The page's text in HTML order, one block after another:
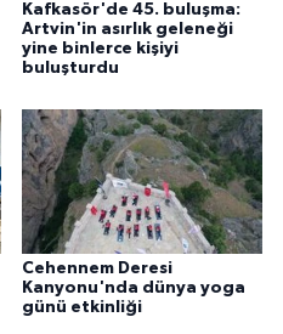
Kafkasör'de 45. buluşma:
Artvin'in asırlık geleneği
yine binlerce kişiyi
buluşturdu
Cehennem Deresi
Kanyonu'nda dünya yoga
günü etkinliği